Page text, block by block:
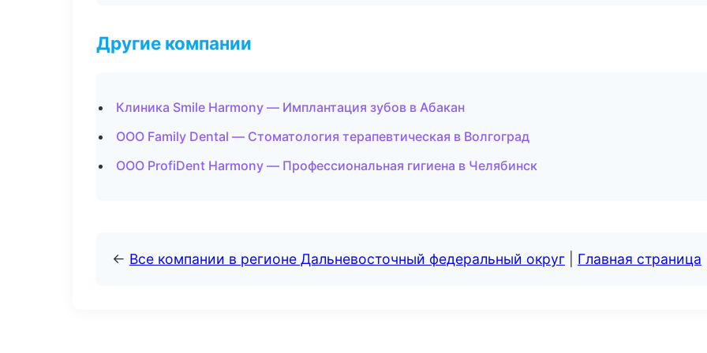
Другие компании
Клиника Smile Harmony — Имплантация зубов в Абакан
ООО Family Dental — Стоматология терапевтическая в Волгоград
ООО ProfiDent Harmony — Профессиональная гигиена в Челябинск
← Все компании в регионе Дальневосточный федеральный округ Главная страница